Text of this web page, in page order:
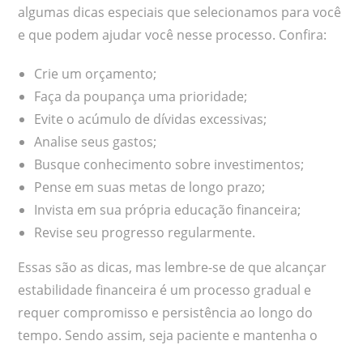
algumas dicas especiais que selecionamos para você
e que podem ajudar você nesse processo. Confira:
Crie um orçamento;
Faça da poupança uma prioridade;
Evite o acúmulo de dívidas excessivas;
Analise seus gastos;
Busque conhecimento sobre investimentos;
Pense em suas metas de longo prazo;
Invista em sua própria educação financeira;
Revise seu progresso regularmente.
Essas são as dicas, mas lembre-se de que alcançar
estabilidade financeira é um processo gradual e
requer compromisso e persistência ao longo do
tempo. Sendo assim, seja paciente e mantenha o